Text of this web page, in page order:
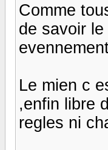
Comme
de savoir
Le mien c
,enfin libre
regles ni